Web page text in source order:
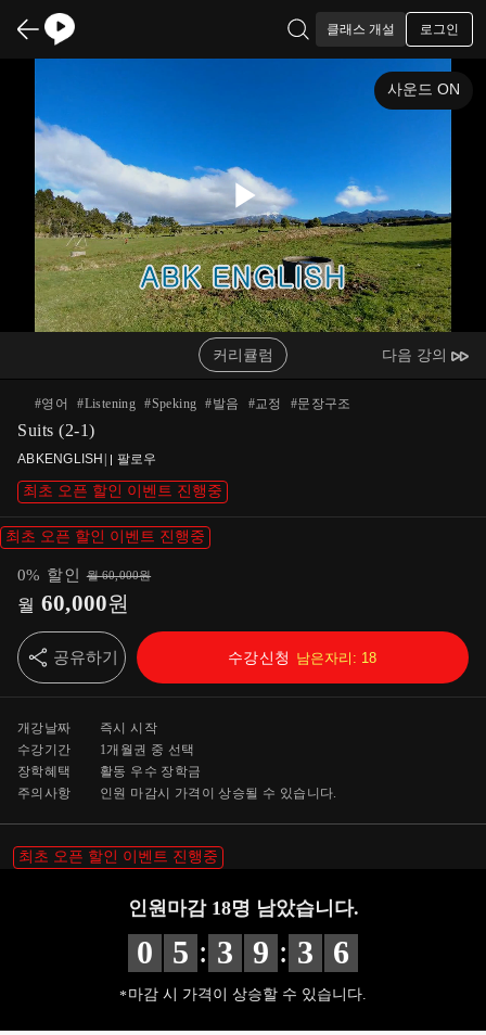
클래스 개설 로그인
Play
Video
사운드 ON
커리큘럼 다음 강의
#영어 #Listening #Speking #발음 #교정 #문장구조
Suits (2-1)
ABKENGLISH 팔로우
최초 오픈 할인 이벤트 진행중
최초 오픈 할인 이벤트 진행중
0% 할인 월60,000원
월 60,000원
공유하기 수강신청 남은자리: 18
개강날짜
즉시 시작
수강기간
1개월 권 중 선택
장학혜택
활동 우수 장학금
주의사항
인원 마감시 가격이 상승될 수 있습니다.
최초 오픈 할인 이벤트 진행중
인원마감 18명 남았습니다.
0 5 : 3 9 : 3 6
마감 시 가격이 상승할 수 있습니다.